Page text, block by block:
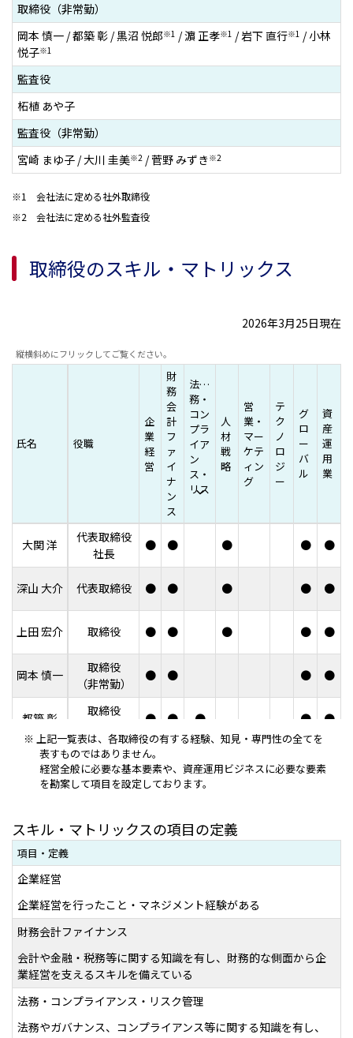
取締役（非常勤）
岡本 慎一 / 都築 彰 / 黒沼 悦郎※1 / 濵 正孝※1 / 岩下 直行※1 / 小林
悦子※1
監査役
柘植 あや子
監査役（非常勤）
宮崎 まゆ子 / 大川 圭美※2 / 菅野 みずき※2
会社法に定める社外取締役
会社法に定める社外監査役
取締役のスキル・マトリックス
2026年3月25日現在
縦横斜めにフリックしてご覧ください。
氏名 役職
企
業
経
営
財
務
会
計
フ
ァ
イ
ナ
ン
ス
法
務・
コン
プラ
イア
ン
ス・
リス
理
人
材
戦
略
営
業・
マー
ケテ
ィン
グ
テ
ク
ノ
ロ
ジ
ー
グ
ロ
ー
バ
ル
資
産
運
用
業
大関 洋
代表取締役
社長
● ● ● ● ●
深山 大介 代表取締役 ● ● ● ● ●
上田 宏介 取締役 ● ● ● ● ●
岡本 慎一
取締役
（非常勤）
● ● ● ●
都築 彰
取締役
● ● ● ● ●
黒沼 悦郎
社外取締役
（非常勤）
● ●
岩下 直行
社外取締役
（非常勤）
上記一覧表は、各取締役の有する経験、知見・専門性の全てを
表すものではありません。
経営全般に必要な基本要素や、資産運用ビジネスに必要な要素
を勘案して項目を設定しております。
スキル・マトリックスの項目の定義
項目 ・定義
企業経営
企業経営を行ったこと・マネジメント経験がある
財務会計ファイナンス
会計や金融・税務等に関する知識を有し、財務的な側面から企
業経営を支えるスキルを備えている
法務・コンプライアンス・リスク管理
法務やガバナンス、コンプライアンス等に関する知識を有し、